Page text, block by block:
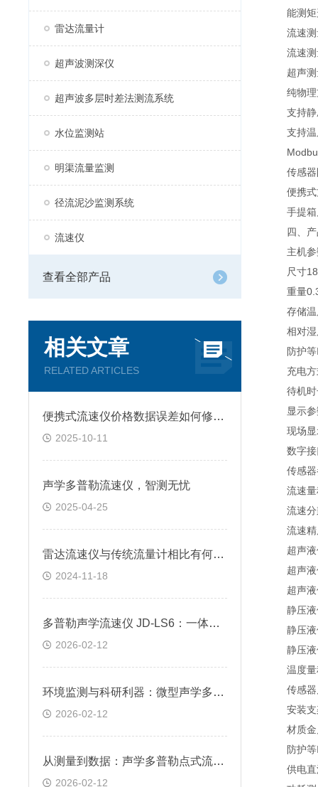
雷达流量计
超声波测深仪
超声波多层时差法测流系统
水位监测站
明渠流量监测
径流泥沙监测系统
流速仪
查看全部产品
相关文章
RELATED ARTICLES
便携式流速仪价格数据误差如何修正？
2025-10-11
声学多普勒流速仪，智测无忧
2025-04-25
雷达流速仪与传统流量计相比有何不同？
2024-11-18
多普勒声学流速仪 JD-LS6：一体化设计，适用于明渠及非满管流量在线监测
2026-02-12
环境监测与科研利器：微型声学多普勒流速仪的关键技术分析
2026-02-12
从测量到数据：声学多普勒点式流速仪的采集与分析方法
2026-02-12
能测矩形
流速测
流速测
超声测
纯物理
支持静
支持温
传感器
便携式方
手提箱
四、产
主机参
尺寸
重量
存储温
相对湿
防护等
充电方
待机时
显示参
现场显
数字接
传感器
流速量
流速分
流速精
超声液
超声液
超声液
静压液
静压液
静压液
温度量
传感器
安装支
材质金
防护等
供电直